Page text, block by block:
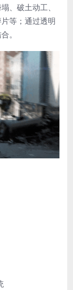
、破土动工、
等；通过透明
。